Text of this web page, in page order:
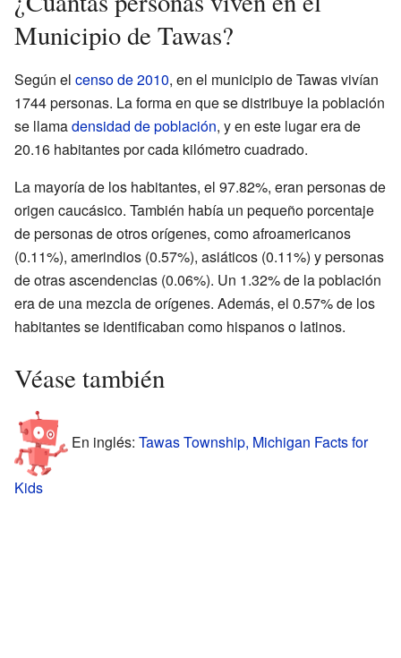
Municipio de Tawas?
Según el censo de 2010, en el municipio de Tawas vivían
1744 personas. La forma en que se distribuye la población
se llamadensidad de población, y en este lugar era de
20.16 habitantes por cada kilómetro cuadrado.
La mayoría de los habitantes, el 97.82%, eran personas de
origen caucásico. También había un pequeño porcentaje
de personas de otros orígenes, como afroamericanos
(0.11%), amerindios (0.57%), asiáticos (0.11%) y personas
de otras ascendencias (0.06%). Un 1.32% de la población
era de una mezcla de orígenes. Además, el 0.57% de los
habitantes se identificaban como hispanos o latinos.
Véase también
En inglés: Tawas Township, Michigan Facts for
Kids